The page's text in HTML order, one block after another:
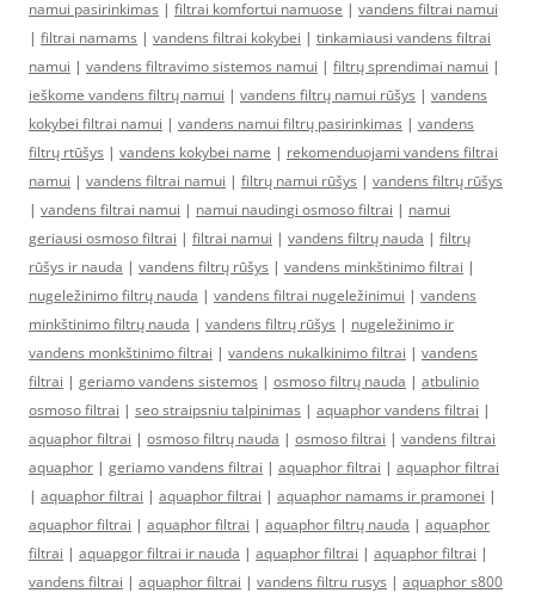
namui pasirinkimas | filtrai komfortui namuose | vandens filtrai namui
| filtrai namams | vandens filtrai kokybei | tinkamiausi vandens filtrai
namui | vandens filtravimo sistemos namui | filtrų sprendimai namui |
ieškome vandens filtrų namui | vandens filtrų namui rūšys | vandens
kokybei filtrai namui | vandens namui filtrų pasirinkimas | vandens
filtrų rtūšys | vandens kokybei name | rekomenduojami vandens filtrai
namui | vandens filtrai namui | filtrų namui rūšys | vandens filtrų rūšys
| vandens filtrai namui | namui naudingi osmoso filtrai | namui
geriausi osmoso filtrai | filtrai namui | vandens filtrų nauda | filtrų
rūšys ir nauda | vandens filtrų rūšys | vandens minkštinimo filtrai |
nugeležinimo filtrų nauda | vandens filtrai nugeležinimui | vandens
minkštinimo filtrų nauda | vandens filtrų rūšys | nugeležinimo ir
vandens monkštinimo filtrai | vandens nukalkinimo filtrai | vandens
filtrai | geriamo vandens sistemos | osmoso filtrų nauda | atbulinio
osmoso filtrai | seo straipsniu talpinimas | aquaphor vandens filtrai |
aquaphor filtrai | osmoso filtrų nauda | osmoso filtrai | vandens filtrai
aquaphor | geriamo vandens filtrai | aquaphor filtrai | aquaphor filtrai
| aquaphor filtrai | aquaphor filtrai | aquaphor namams ir pramonei |
aquaphor filtrai | aquaphor filtrai | aquaphor filtrų nauda | aquaphor
filtrai | aquapgor filtrai ir nauda | aquaphor filtrai | aquaphor filtrai |
vandens filtrai | aquaphor filtrai | vandens filtru rusys | aquaphor s800